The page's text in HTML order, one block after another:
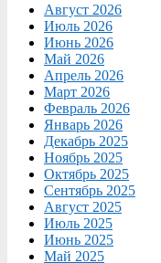
Август 2026
Июль 2026
Июнь 2026
Май 2026
Апрель 2026
Март 2026
Февраль 2026
Январь 2026
Декабрь 2025
Ноябрь 2025
Октябрь 2025
Сентябрь 2025
Август 2025
Июль 2025
Июнь 2025
Май 2025